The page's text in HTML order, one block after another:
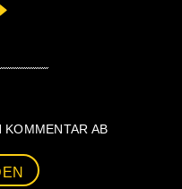
KOMMENTAR AB